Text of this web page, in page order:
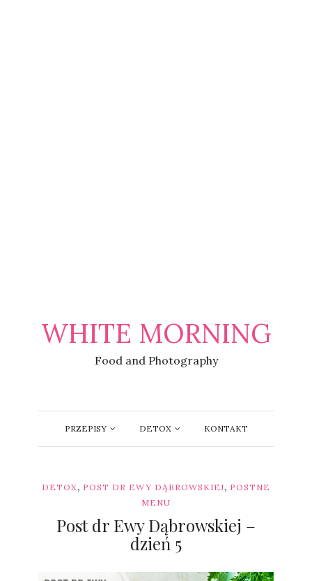
WHITE MORNING
Food and Photography
PRZEPISY DETOX KONTAKT
DETOX, POST DR EWY DĄBROWSKIEJ, POSTNE
MENU
Post dr Ewy Dąbrowskiej –
dzień 5